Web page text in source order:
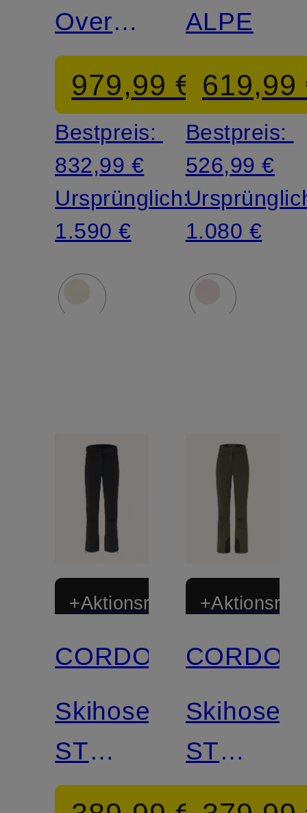
Overall
TELLURIDE
979,99 €
Bestpreis:
832,99 €
Ursprünglich:
1.590 €
ALPE
619,99
Bestpreis:
526,99 €
1.080 €
+Aktionsrabatt
CORDOVA
Skihose
ST
MORITZ
Skihose
ST
MORITZ